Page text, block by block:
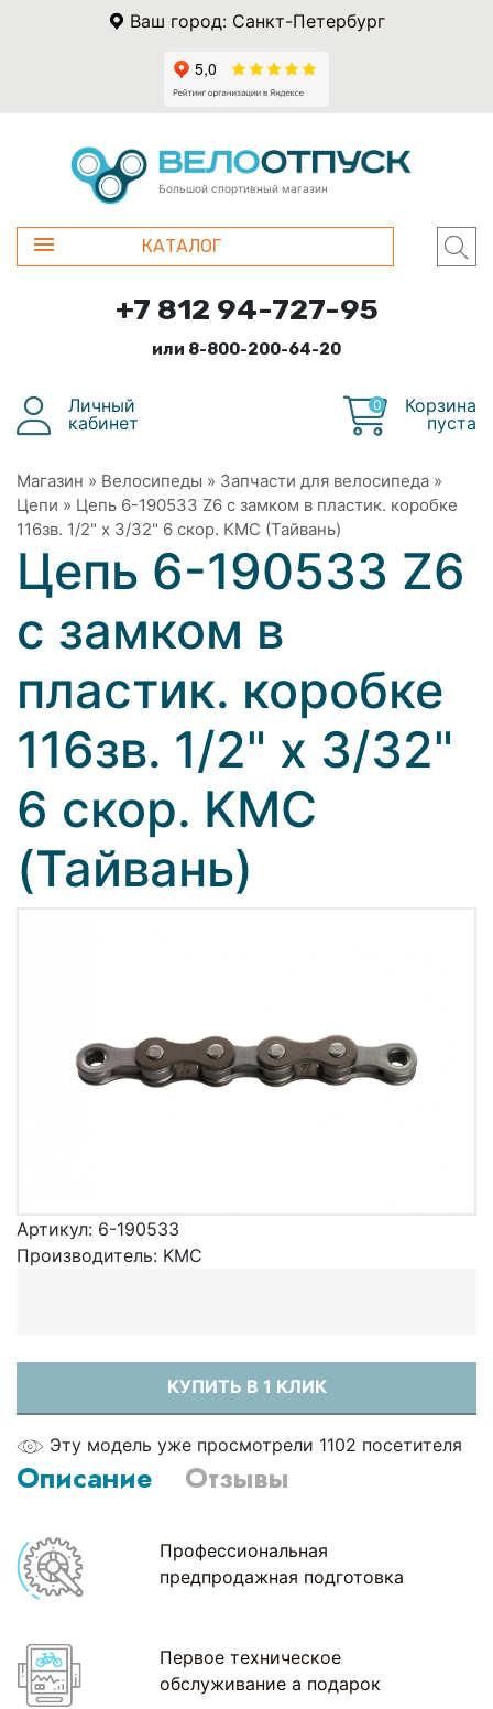
Ваш город: Санкт-Петербург
Большой спортивный магазин
КАТАЛОГ
+7 812 94-727-95
или 8-800-200-64-20
Личный
кабинет
0
Корзина
пуста
Магазин » Велосипеды » Запчасти для велосипеда »
Цепи » Цепь 6-190533 Z6 с замком в пластик. коробке
116зв. 1/2" x 3/32" 6 скор. KMC (Тайвань)
Цепь 6-190533 Z6
с замком в
пластик. коробке
116зв. 1/2" x 3/32"
6 скор. KMC
(Тайвань)
Артикул: 6-190533
Производитель: KMC
КУПИТЬ В 1 КЛИК
Эту модель уже просмотрели 1102 посетителя
Описание Отзывы
Профессиональная
предпродажная подготовка
Первое техническое
обслуживание а подарок